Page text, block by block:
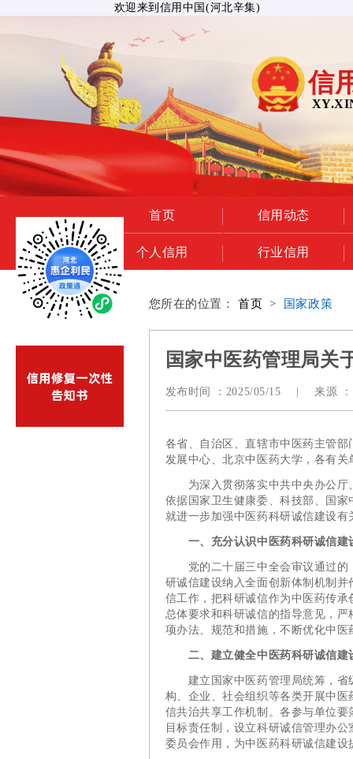
欢迎来到信用中国(河北辛集)
信
首页 信用动态
个人信用 行业信用
您所在的位置： 首页 > 国家政策
国家中医药管理局关
发布时间 ： 2025/05/15 来源 ：
各省、自治区、直辖市中医药主管
发展中心、北京中医药大学，各有关
为深入贯彻落实中共中央办公厅
依据国家卫生健康委、科技部、国
就进一步加强中医药科研诚信建设有
一、充分认识中医药科研诚信建
党的二十届三中全会审议通过的
研诚信建设纳入全面创新体制机制
信工作，把科研诚信作为中医药传
总体要求和科研诚信的指导意见，
项办法、规范和措施，不断优化中医
二、建立健全中医药科研诚信建
建立国家中医药管理局统筹，省
构、企业、社会组织等各类开展中
信共治共享工作机制。各参与单位
目标责任制，设立科研诚信管理办
委员会作用，为中医药科研诚信建设